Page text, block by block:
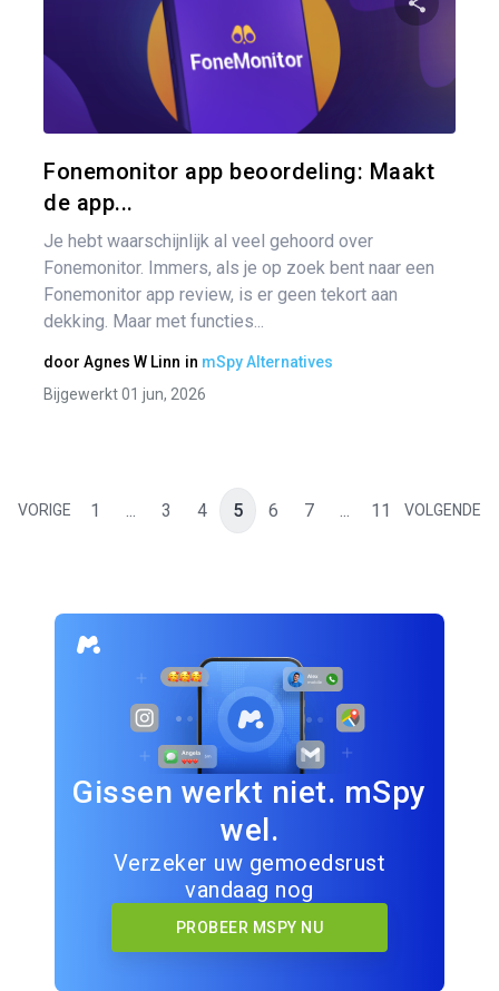
Fonemonitor app beoordeling: Maakt
de app...
Je hebt waarschijnlijk al veel gehoord over
Fonemonitor. Immers, als je op zoek bent naar een
Fonemonitor app review, is er geen tekort aan
dekking. Maar met functies...
door Agnes W Linn in mSpy Alternatives
Bijgewerkt 01 jun, 2026
VORIGE 1 ... 3 4 5 6 7 ... 11 VOLGENDE
Gissen werkt niet. mSpy
wel.
Verzeker uw gemoedsrust
vandaag nog
PROBEER MSPY NU